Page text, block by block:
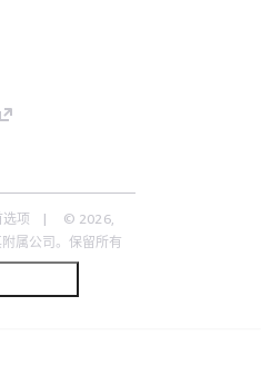
项
© 2026,
属公司。保留所有